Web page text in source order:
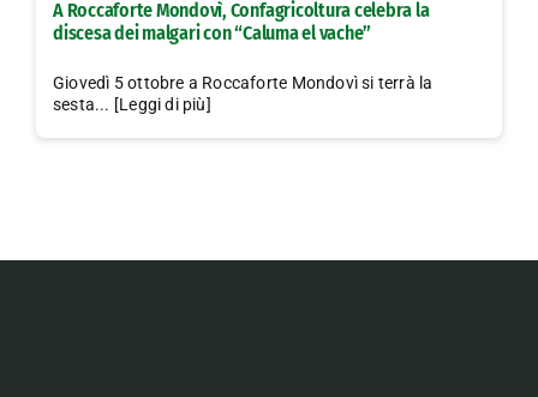
A Roccaforte Mondovì, Confagricoltura celebra la
discesa dei malgari con “Caluma el vache”
Giovedì 5 ottobre a Roccaforte Mondovì si terrà la
sesta... [Leggi di più]